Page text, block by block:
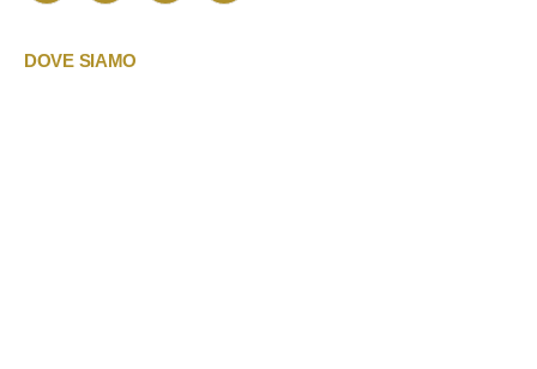
DOVE SIAMO